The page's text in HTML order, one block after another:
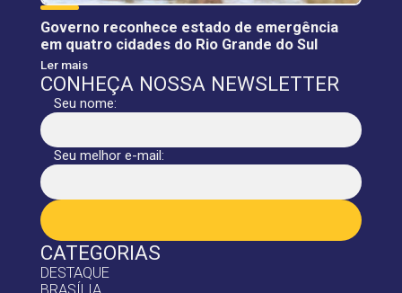
CATEGORIAS
DESTAQUE
Governo reconhece estado de emergência
em quatro cidades do Rio Grande do Sul
Ler mais
CONHEÇA NOSSA NEWSLETTER
Seu nome:
Seu melhor e-mail: